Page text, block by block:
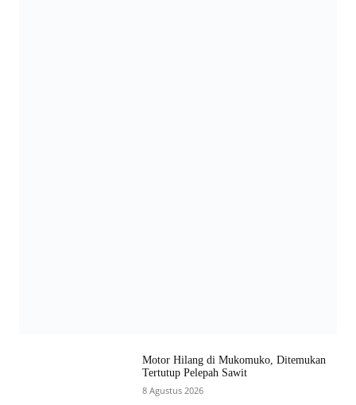
Motor Hilang di Mukomuko, Ditemukan
Tertutup Pelepah Sawit
8 Agustus 2026